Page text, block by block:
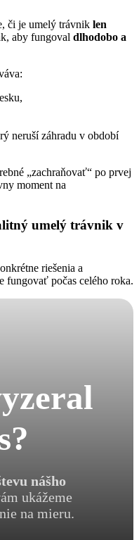
či je umelý trávnik len
aby fungoval dlhodobo a
neruší záhradu v období
„zachraňovať“ po prvej
moment na
umelý trávnik v
riešenia a
fungovať počas celého roka.
nášho
ukážeme
na mieru.